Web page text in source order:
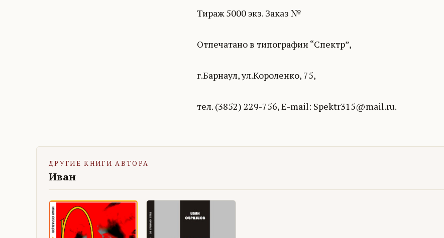
Тираж 5000 экз. Заказ №
Отпечатано в типографии “Спектр”,
г.Барнаул, ул.Короленко, 75,
тел. (3852) 229-756, E-mail: Spektr315@mail.ru.
ДРУГИЕ КНИГИ АВТОРА
Иван